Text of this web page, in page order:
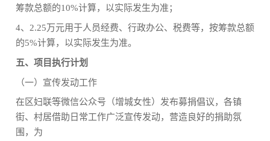
筹款总额的10%计算，以实际发生为准；
4、2.25万元用于人员经费、行政办公、税费等，按筹款总额
的5%计算，以实际发生为准。
五、项目执行计划
（一）宣传发动工作
在区妇联等微信公众号（增城女性）发布募捐倡议，各镇
街、村居借助日常工作广泛宣传发动，营造良好的捐助氛
围，为